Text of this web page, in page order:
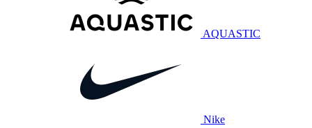
AQUASTIC
Nike